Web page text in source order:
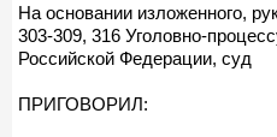
На основании изложенного,
303-309, 316 Уголовно-
Российской Федерации, суд
ПРИГОВОРИЛ: